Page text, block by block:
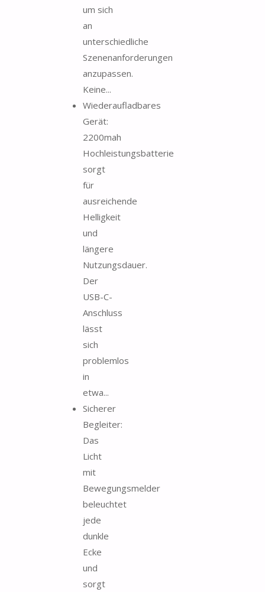
um sich
an
unterschiedliche
Szenenanforderungen
anzupassen.
Keine...
Wiederaufladbares
Gerät:
2200mah
Hochleistungsbatterie
sorgt
für
ausreichende
Helligkeit
und
längere
Nutzungsdauer.
Der
USB-C-
Anschluss
lässt
sich
problemlos
in
etwa...
Sicherer
Begleiter:
Das
Licht
mit
Bewegungsmelder
beleuchtet
jede
dunkle
Ecke
und
sorgt